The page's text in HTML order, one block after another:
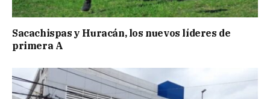
Sacachispas y Huracán, los nuevos líderes de
primera A